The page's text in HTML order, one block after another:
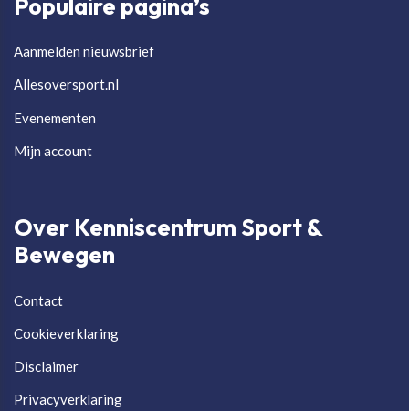
Populaire pagina’s
Aanmelden nieuwsbrief
Allesoversport.nl
Evenementen
Mijn account
Over Kenniscentrum Sport &
Bewegen
Contact
Cookieverklaring
Disclaimer
Privacyverklaring